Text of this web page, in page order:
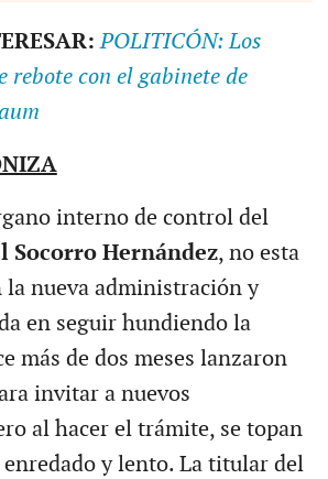
POLITICÓN: Los
rebote con el gabinete de
interno de control del
Socorro Hernández, no esta
nueva administración y
en seguir hundiendo la
más de dos meses lanzaron
invitar a nuevos
al hacer el trámite, se topan
y lento. La titular del